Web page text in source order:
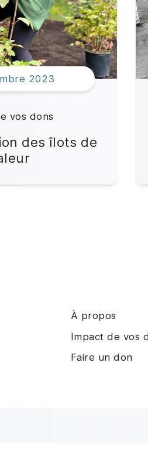
2023
vos dons
des îlots de
À propos
Impact de vos
Faire un don